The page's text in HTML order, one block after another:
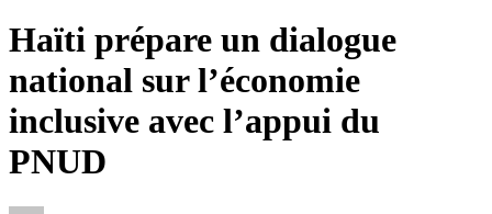
Haïti prépare un dialogue
national sur l’économie
inclusive avec l’appui du
PNUD